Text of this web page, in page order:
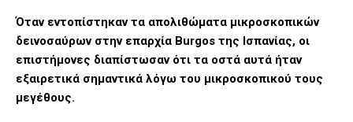
Όταν εντοπίστηκαν τα απολιθώματα μικροσκοπικών
δεινοσαύρων στην επαρχία Burgos της Ισπανίας, οι
επιστήμονες διαπίστωσαν ότι τα οστά αυτά ήταν
εξαιρετικά σημαντικά λόγω του μικροσκοπικού τους
μεγέθους.